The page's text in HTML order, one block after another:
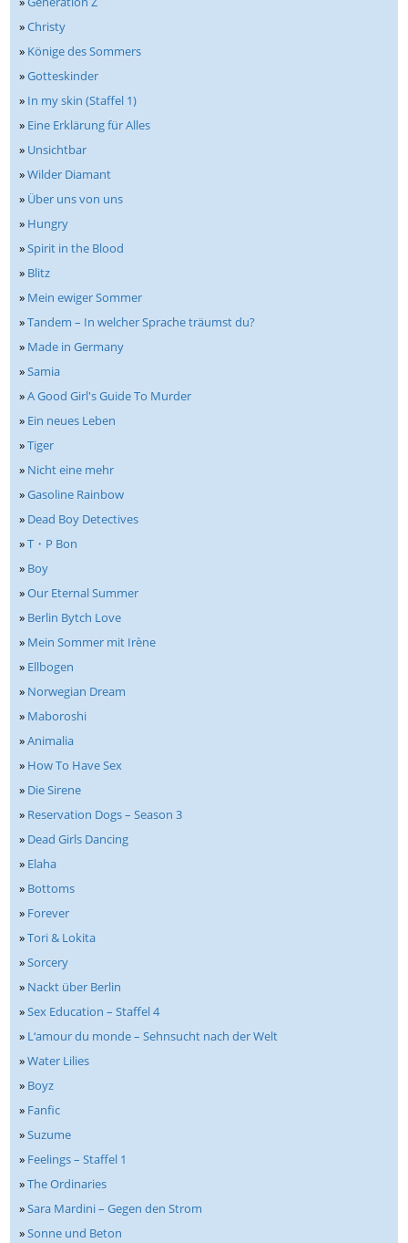
»Christy
» Könige des Sommers
»Gotteskinder
» In my skin (Staffel 1)
» Eine Erklärung für Alles
» Unsichtbar
»Wilder Diamant
» Über uns von uns
» Hungry
»Spirit in the Blood
» Blitz
» Mein ewiger Sommer
»Tandem – In welcher Sprache träumst du?
» Made in Germany
»Samia
»A Good Girl's Guide To Murder
» Ein neues Leben
»Tiger
» Nicht eine mehr
»Gasoline Rainbow
» Dead Boy Detectives
»T・P Bon
» Boy
»Our Eternal Summer
» Berlin Bytch Love
» Mein Sommer mit Irène
» Ellbogen
» Norwegian Dream
» Maboroshi
»Animalia
» How To Have Sex
» Die Sirene
» Reservation Dogs – Season 3
» Dead Girls Dancing
» Elaha
» Bottoms
» Forever
»Tori & Lokita
»Sorcery
» Nackt über Berlin
»Sex Education – Staffel 4
» L‘amour du monde – Sehnsucht nach der Welt
»Water Lilies
» Boyz
» Fanfic
»Suzume
» Feelings – Staffel 1
»The Ordinaries
»Sara Mardini – Gegen den Strom
»Sonne und Beton